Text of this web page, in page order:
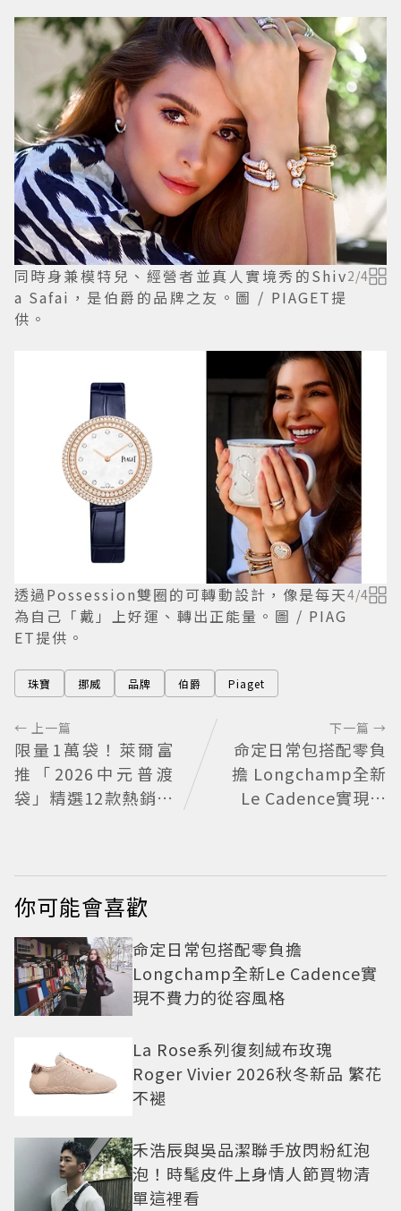
同時身兼模特兒、經營者並真人實境秀的Shiv
a Safai，是伯爵的品牌之友。圖 / PIAGET提
供。
2/4
透過Possession雙圈的可轉動設計，像是每天
為自己「戴」上好運、轉出正能量。圖 / PIAG
ET提供。
4/4
珠寶 挪威 品牌 伯爵 Piaget
← 上一篇
限量1萬袋！萊爾富
推「2026中元普渡
袋」精選12款熱銷商
下一篇 →
命定日常包搭配零負
擔 Longchamp全新
Le Cadence實現不
你可能會喜歡
命定日常包搭配零負擔
Longchamp全新Le Cadence實
現不費力的從容風格
La Rose系列復刻絨布玫瑰
Roger Vivier 2026秋冬新品 繁花
不褪
禾浩辰與吳品潔聯手放閃粉紅泡
泡！時髦皮件上身情人節買物清
單這裡看